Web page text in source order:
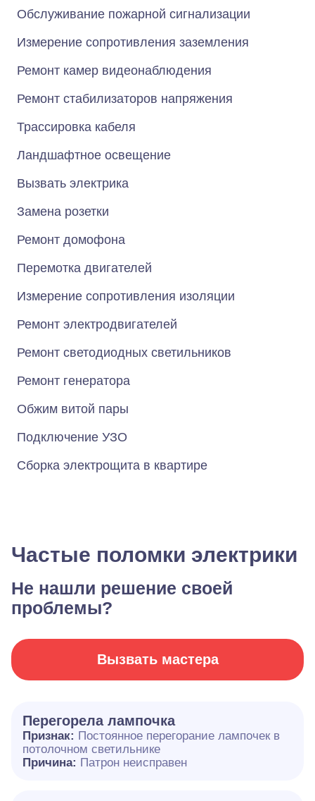
Обслуживание пожарной сигнализации
Измерение сопротивления заземления
Ремонт камер видеонаблюдения
Ремонт стабилизаторов напряжения
Трассировка кабеля
Ландшафтное освещение
Вызвать электрика
Замена розетки
Ремонт домофона
Перемотка двигателей
Измерение сопротивления изоляции
Ремонт электродвигателей
Ремонт светодиодных светильников
Ремонт генератора
Обжим витой пары
Подключение УЗО
Сборка электрощита в квартире
Частые поломки электрики
Не нашли решение своей
проблемы?
Вызвать мастера
Перегорела лампочка
Признак: Постоянное перегорание лампочек в
потолочном светильнике
Причина: Патрон неисправен